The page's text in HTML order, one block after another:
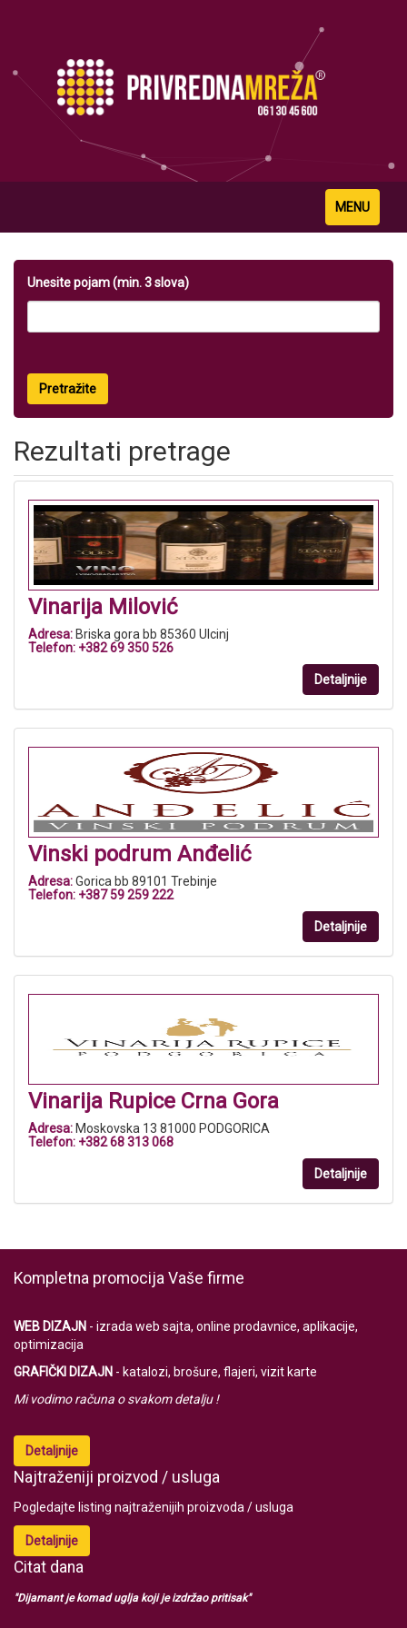
Toggle
navigation
MENU
Unesite pojam (min. 3 slova)
Pretražite
Rezultati pretrage
Vinarija Milović
Adresa: Briska gora bb 85360 Ulcinj
Telefon: +382 69 350 526
Detaljnije
Vinski podrum Anđelić
Adresa:Gorica bb 89101 Trebinje
Telefon: +387 59 259 222
Detaljnije
Vinarija Rupice Crna Gora
Adresa: Moskovska 13 81000 PODGORICA
Telefon: +382 68 313 068
Detaljnije
Kompletna promocija Vaše firme
WEB DIZAJN - izrada web sajta, online prodavnice, aplikacije,
optimizacija
GRAFIČKI DIZAJN - katalozi, brošure, flajeri, vizit karte
Mi vodimo računa o svakom detalju !
Detaljnije
Najtraženiji proizvod / usluga
Pogledajte listing najtraženijih proizvoda / usluga
Detaljnije
Citat dana
"Dijamant je komad uglja koji je izdržao pritisak"